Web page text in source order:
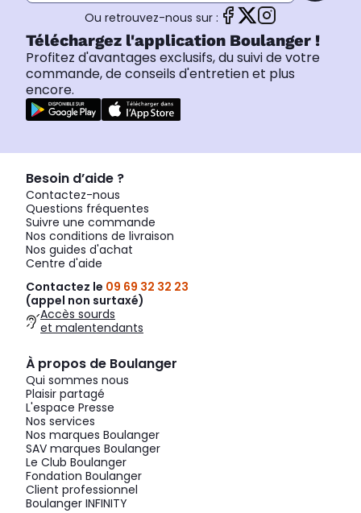
Ou retrouvez-nous sur :
Téléchargez l'application Boulanger !
Profitez d'avantages exclusifs, du suivi de votre
commande, de conseils d'entretien et plus
encore.
Besoin d’aide ?
Contactez-nous
Questions fréquentes
Suivre une commande
Nos conditions de livraison
Nos guides d'achat
Centre d'aide
Contactez le 09 69 32 32 23
(appel non surtaxé)
Accès sourds
et malentendants
À propos de Boulanger
Qui sommes nous
Plaisir partagé
L'espace Presse
Nos services
Nos marques Boulanger
SAV marques Boulanger
Le Club Boulanger
Fondation Boulanger
Client professionnel
Boulanger INFINITY